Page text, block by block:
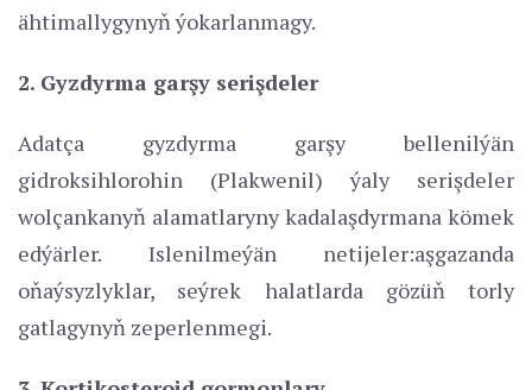
ähtimallygynyň ýokarlanmagy.
2. Gyzdyrma garşy serişdeler
Adatça gyzdyrma garşy bellenilýän
gidroksihlorohin (Plakwenil) ýaly serişdeler
wolçankanyň alamatlaryny kadalaşdyrmana kömek
edýärler. Islenilmeýän netijeler:aşgazanda
oňaýsyzlyklar, seýrek halatlarda gözüň torly
gatlagynyň zeperlenmegi.